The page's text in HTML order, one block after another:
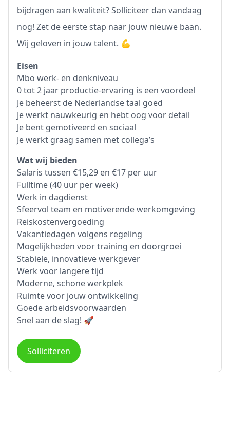
bijdragen aan kwaliteit? Solliciteer dan vandaag
nog! Zet de eerste stap naar jouw nieuwe baan.
Wij geloven in jouw talent. 💪
Eisen
Mbo werk- en denkniveau
0 tot 2 jaar productie-ervaring is een voordeel
Je beheerst de Nederlandse taal goed
Je werkt nauwkeurig en hebt oog voor detail
Je bent gemotiveerd en sociaal
Je werkt graag samen met collega’s
Wat wij bieden
Salaris tussen €15,29 en €17 per uur
Fulltime (40 uur per week)
Werk in dagdienst
Sfeervol team en motiverende werkomgeving
Reiskostenvergoeding
Vakantiedagen volgens regeling
Mogelijkheden voor training en doorgroei
Stabiele, innovatieve werkgever
Werk voor langere tijd
Moderne, schone werkplek
Ruimte voor jouw ontwikkeling
Goede arbeidsvoorwaarden
Snel aan de slag! 🚀
Solliciteren